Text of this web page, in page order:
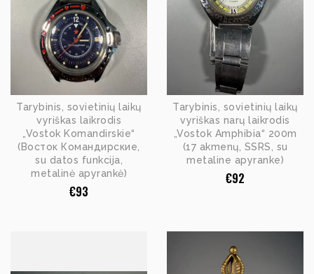
Tarybinis, sovietinių laikų
vyriškas laikrodis
„Vostok Komandirskie“
(Восток Командирские,
su datos funkcija,
metalinė apyrankė)
€93
Tarybinis, sovietinių laikų
vyriškas narų laikrodis
„Vostok Amphibia“ 200m
(17 akmenų, SSRS, su
metaline apyranke)
€92